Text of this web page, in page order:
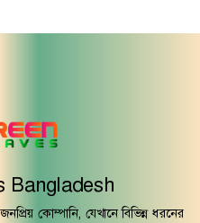
Bangladesh
কোম্পানি, যেখানে বিভিন্ন ধরনের